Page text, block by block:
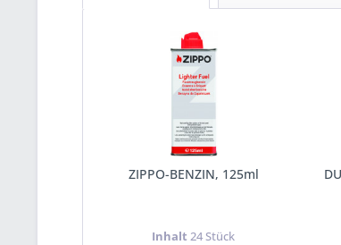
ZIPPO-BENZIN, 125ml
Inhalt 24 Stück